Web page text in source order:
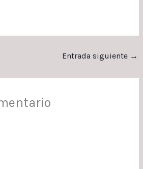
Entrada siguiente →